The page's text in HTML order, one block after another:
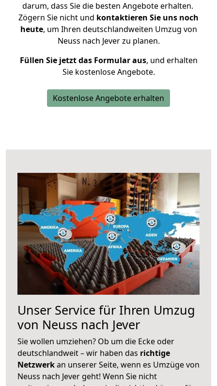
darum, dass Sie die besten Angebote erhalten.
Zögern Sie nicht und kontaktieren Sie uns noch
heute, um Ihren deutschlandweiten Umzug von
Neuss nach Jever zu planen.
Füllen Sie jetzt das Formular aus, und erhalten
Sie kostenlose Angebote.
Kostenlose Angebote erhalten
Unser Service für Ihren Umzug
von Neuss nach Jever
Sie wollen umziehen? Ob um die Ecke oder
deutschlandweit – wir haben das richtige
Netzwerkan unserer Seite, wenn es Umzüge von
Neuss nach Jever geht! Wenn Sie nicht